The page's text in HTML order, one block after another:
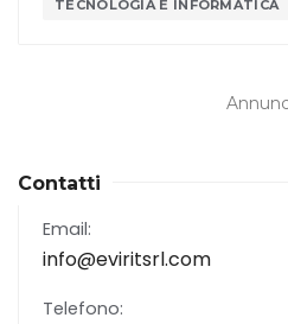
TECNOLOGIA E INFORMATICA
Contatti
Email:
info@eviritsrl.com
Telefono: